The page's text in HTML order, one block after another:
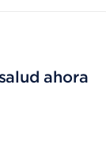
ahora